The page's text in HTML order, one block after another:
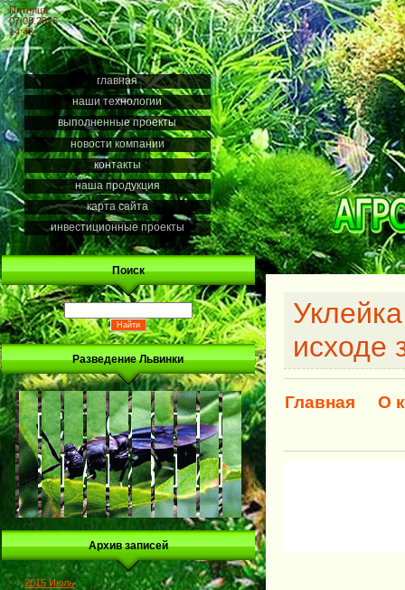
Пятница
07.08.2026
14:48
главная
наши технологии
выполненные проекты
новости компании
контакты
наша продукция
карта сайта
инвестиционные проекты
Поиск
Разведение Львинки
Архив записей
2015 Июль
исходе
Главная О